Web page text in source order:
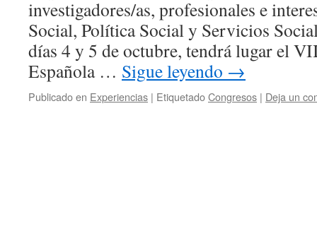
investigadores/as, profesionales e
Social, Política Social y Servicios
días 4 y 5 de octubre, tendrá lugar el
Española … Sigue leyendo →
Publicado en Experiencias | EtiquetadoCongresos | Deja un